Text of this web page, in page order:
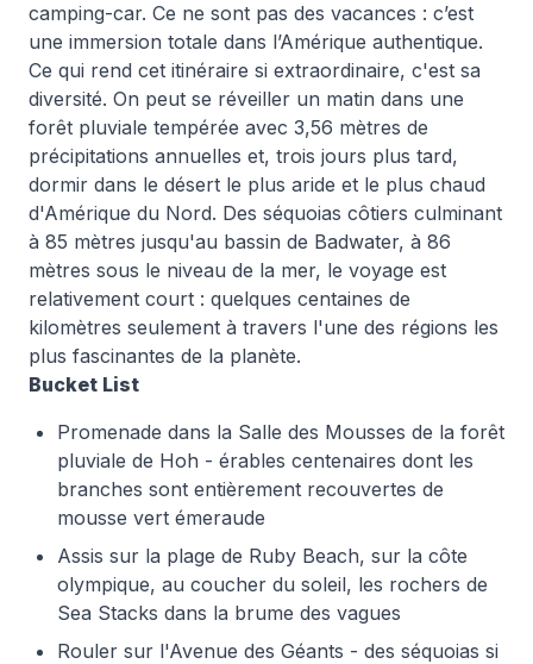
camping-car. Ce ne sont pas des vacances : c’est
une immersion totale dans l’Amérique authentique.
Ce qui rend cet itinéraire si extraordinaire, c'est sa
diversité. On peut se réveiller un matin dans une
forêt pluviale tempérée avec 3,56 mètres de
précipitations annuelles et, trois jours plus tard,
dormir dans le désert le plus aride et le plus chaud
d'Amérique du Nord. Des séquoias côtiers culminant
à 85 mètres jusqu'au bassin de Badwater, à 86
mètres sous le niveau de la mer, le voyage est
relativement court : quelques centaines de
kilomètres seulement à travers l'une des régions les
plus fascinantes de la planète.
Bucket List
Promenade dans la Salle des Mousses de la forêt
pluviale de Hoh - érables centenaires dont les
branches sont entièrement recouvertes de
mousse vert émeraude
Assis sur la plage de Ruby Beach, sur la côte
olympique, au coucher du soleil, les rochers de
Sea Stacks dans la brume des vagues
Rouler sur l'Avenue des Géants - des séquoias si